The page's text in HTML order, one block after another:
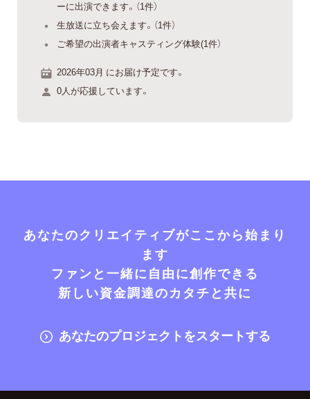
ーに出演できます。（1件）
生放送に立ち会えます。（1件）
ご希望の出演者キャスティング体験(1件）
2026年03月 にお届け予定です。
0人が応援しています。
あなたのクリエイティブがここから始まり
ます
ファンと一緒に自由に創作できる
新しい資金調達のカタチと共に
あなたのプロジェクトをスタートする